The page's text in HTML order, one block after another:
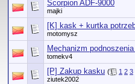
Scorpion ADF-9000
majki
[K] kask + kurtka
motomysz
Mechanizm
tomekv4
[P] Zakup kasku ( 1 2 3
ziutek2002